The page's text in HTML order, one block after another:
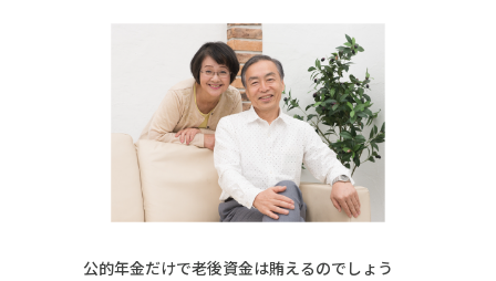
公的年金だけで老後資金は賄えるのでしょう